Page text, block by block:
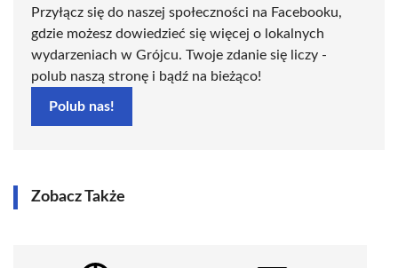
Przyłącz się do naszej społeczności na Facebooku,
gdzie możesz dowiedzieć się więcej o lokalnych
wydarzeniach w Grójcu. Twoje zdanie się liczy -
polub naszą stronę i bądź na bieżąco!
Polub nas!
Zobacz Także